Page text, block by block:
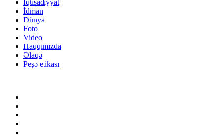
İqtisadiyyat
İdman
Dünya
Foto
Video
Haqqımızda
Əlaqə
Peşə etikası